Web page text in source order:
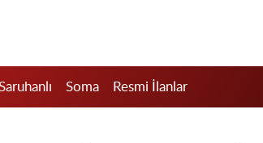
Soma Resmi İlanlar